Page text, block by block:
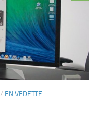
/ EN VEDETTE